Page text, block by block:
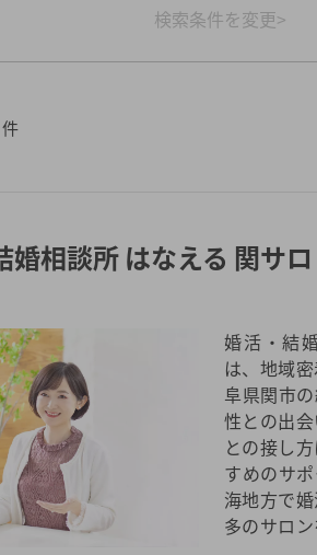
検索条件を変更>
件
婚相談所 はなえる 関サロ
婚活・結
は、地域
阜県関市
性との出
との接し
すめのサ
海地方で
多のサロ